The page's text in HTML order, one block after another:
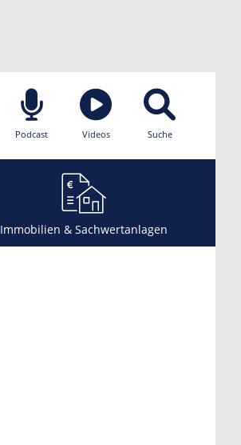
Podcast Videos Suche
Immobilien & Sachwertanlagen